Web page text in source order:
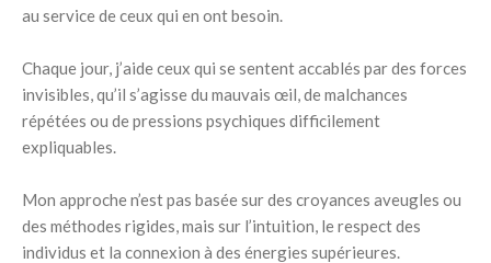
au service de ceux qui en ont besoin.
Chaque jour, j’aide ceux qui se sentent accablés par des forces
invisibles, qu’il s’agisse du mauvais œil, de malchances
répétées ou de pressions psychiques difficilement
expliquables.
Mon approche n’est pas basée sur des croyances aveugles ou
des méthodes rigides, mais sur l’intuition, le respect des
individus et la connexion à des énergies supérieures.